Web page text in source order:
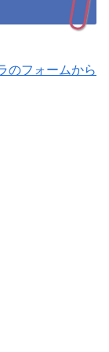
のフォームから